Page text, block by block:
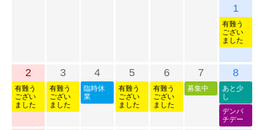
1
有難う
ござい
ました
2
有難う
ござい
ました
3
有難う
ござい
ました
4
臨時休
業
5
有難う
ござい
ました
6
有難う
ござい
ました
7
募集中
8
あと少
し
デンパ
チデー